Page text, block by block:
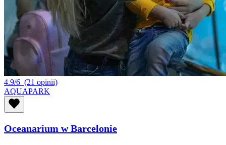
4.9/6 (21 opinii)
AQUAPARK
Oceanarium w Barcelonie